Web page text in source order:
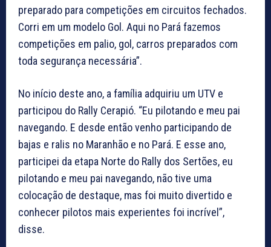
preparado para competições em circuitos fechados.
Corri em um modelo Gol. Aqui no Pará fazemos
competições em palio, gol, carros preparados com
toda segurança necessária”.
No início deste ano, a família adquiriu um UTV e
participou do Rally Cerapió. “Eu pilotando e meu pai
navegando. E desde então venho participando de
bajas e ralis no Maranhão e no Pará. E esse ano,
participei da etapa Norte do Rally dos Sertões, eu
pilotando e meu pai navegando, não tive uma
colocação de destaque, mas foi muito divertido e
conhecer pilotos mais experientes foi incrível”,
disse.